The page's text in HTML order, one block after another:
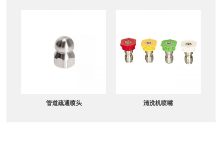
管道疏通喷头 清洗机喷嘴